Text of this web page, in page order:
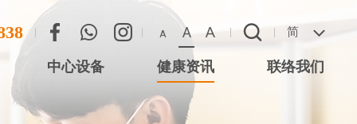
A A A 简
中心设备 健康资讯 联络我们
联络方法